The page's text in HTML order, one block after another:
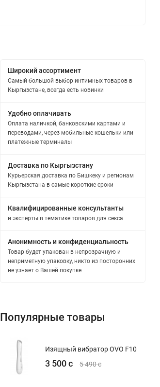
Широкий ассортимент
Самый большой выбор интимных товаров в
Кыргызстане, всегда есть новинки
Удобно оплачивать
Оплата наличкой, банковскими картами и
переводами, через мобильные кошельки или
платежные терминалы
Доставка по Кыргызстану
Курьерская доставка по Бишкеку и регионам
Кыргызстана в самые короткие сроки
Квалифицированные консультанты
и эксперты в тематике товаров для секса
Анонимность и конфиденциальность
Товар будет упакован в непрозрачную и
неприметную упаковку, никто из посторонних
не узнает о Вашей покупке
Популярные товары
Изящный вибратор OVO F10
3 500 с 5 490 с